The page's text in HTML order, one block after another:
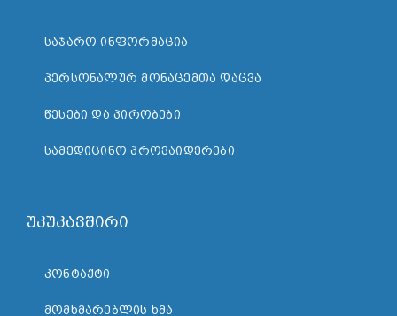
ᲡᲐᲯᲐᲠᲝ ᲘᲜᲤᲝᲠᲛᲐᲪᲘᲐ
ᲞᲔᲠᲡᲝᲜᲐᲚᲣᲠ ᲛᲝᲜᲐᲪᲔᲛᲗᲐ ᲓᲐᲪᲕᲐ
ᲬᲔᲡᲔᲑᲘ ᲓᲐ ᲞᲘᲠᲝᲑᲔᲑᲘ
ᲡᲐᲛᲔᲓᲘᲪᲘᲜᲝ ᲞᲠᲝᲕᲐᲘᲓᲔᲠᲔᲑᲘ
უკუკავშირი
ᲙᲝᲜᲢᲐᲥᲢᲘ
ᲛᲝᲛᲮᲛᲐᲠᲔᲑᲚᲘᲡ ᲮᲛᲐ